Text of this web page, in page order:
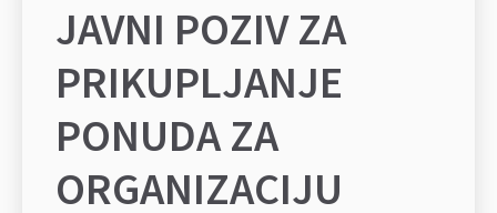
JAVNI POZIV ZA
PRIKUPLJANJE
PONUDA ZA
ORGANIZACIJU